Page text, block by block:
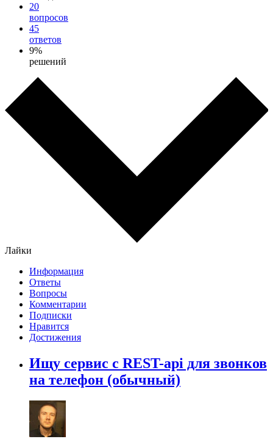
20
вопросов
45
ответов
9%
решений
Лайки
Информация
Ответы
Вопросы
Комментарии
Подписки
Нравится
Достижения
Ищу сервис с REST-api для звонков
на телефон (обычный)